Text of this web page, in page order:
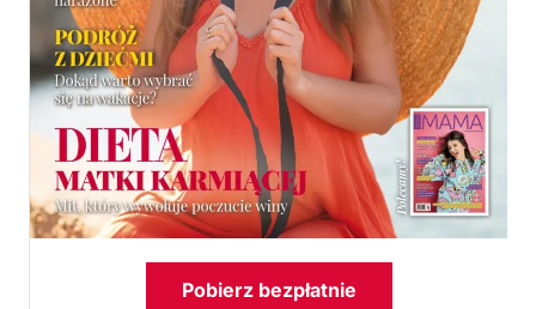
Pobierz bezpłatnie